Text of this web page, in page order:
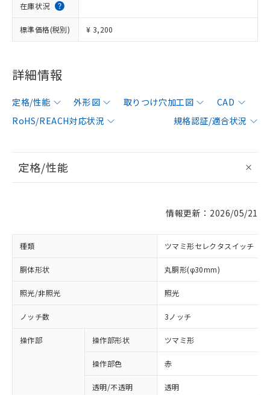
在庫状況
標準価格(税別) ¥ 3,200
詳細情報
定格/性能 外形図 取りつけ穴加工図
CAD
RoHS/REACH対応状況
規格認証/適合状況
定格/性能
情報更新：2026/05/21
種類 ツマミ形セレクタスイッチ
胴体形状 丸胴形(φ30mm)
照光/非照光 照光
ノッチ数 3ノッチ
操作部 操作部形状 ツマミ形
操作部色 赤
透明/不透明 透明